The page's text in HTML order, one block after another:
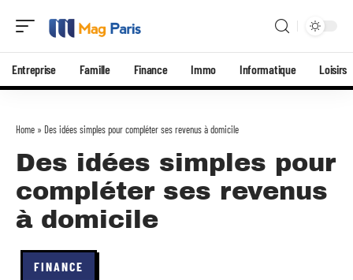
Entreprise Famille Finance Immo Informatique Loisirs
Home » Des idées simples pour compléter ses revenus à domicile
Des idées simples pour
compléter ses revenus
à domicile
FINANCE